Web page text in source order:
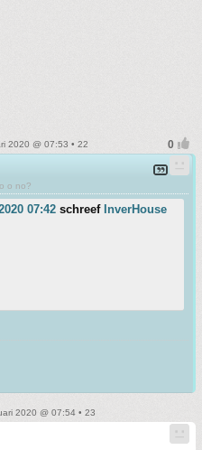
2020 @ 07:53 • 22
o no?
07:42 schreef InverHouse
2020 @ 07:54 • 23